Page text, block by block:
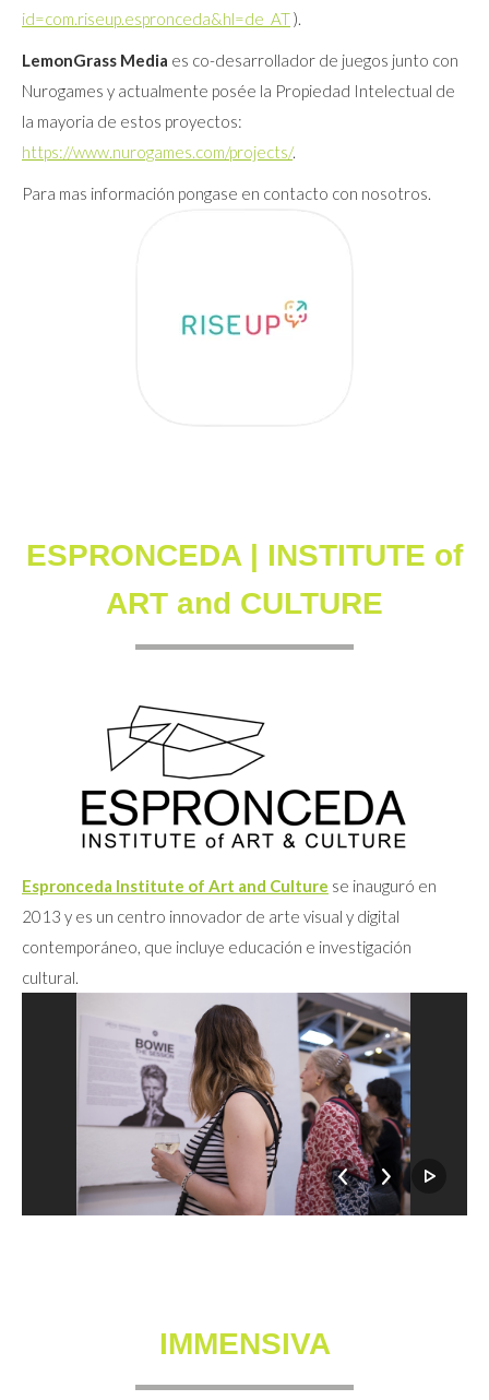
id=com.riseup.espronceda&hl=de_AT).
LemonGrass Media es co-desarrollador de juegos junto con
Nurogames y actualmente posée la Propiedad Intelectual de
la mayoria de estos proyectos:
https://www.nurogames.com/projects/.
Para mas información pongase en contacto con nosotros.
ESPRONCEDA | INSTITUTE of
ART and CULTURE
Espronceda Institute of Art and Culture se inauguró en
2013 y es un centro innovador de arte visual y digital
contemporáneo, que incluye educación e investigación
cultural.
IMMENSIVA